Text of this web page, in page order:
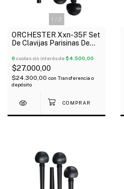
1 / 2
ORCHESTER Xxn-35F Set
De Clavijas Parisinas De
6 cuotas sin interés de$4.500,00
$27.000,00
$24.300,00 con Transferencia o
depósito